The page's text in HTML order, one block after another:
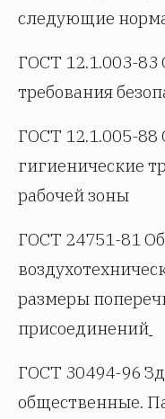
следующие
ГОСТ 12.1.003-
требования
ГОСТ 12.1.005-
гигиенические
рабочей зоны
ГОСТ 24751-81
размеры
присоединений
ГОСТ 30494-96
общественные.